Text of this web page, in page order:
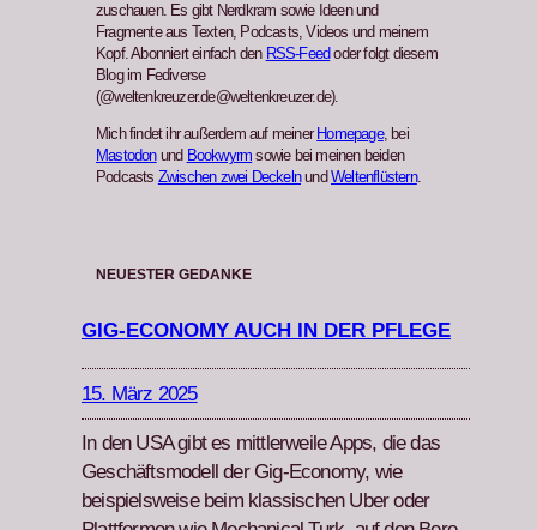
zuschauen. Es gibt Nerdkram sowie Ideen und
Fragmente aus Texten, Podcasts, Videos und meinem
Kopf. Abonniert einfach den RSS-Feed oder folgt diesem
Blog im Fediverse
(@weltenkreuzer.de@weltenkreuzer.de).
Mich findet ihr außerdem auf meiner Homepage, bei
Mastodonund Bookwyrm sowie bei meinen beiden
Podcasts Zwischen zwei DeckelnundWeltenflüstern.
NEUESTER GEDANKE
GIG-ECONOMY AUCH IN DER PFLEGE
15. März 2025
In den USA gibt es mit­tler­weile Apps, die das
Geschäftsmod­ell der Gig-Econ­o­my, wie
beispiel­sweise beim klas­sis­chen Uber oder